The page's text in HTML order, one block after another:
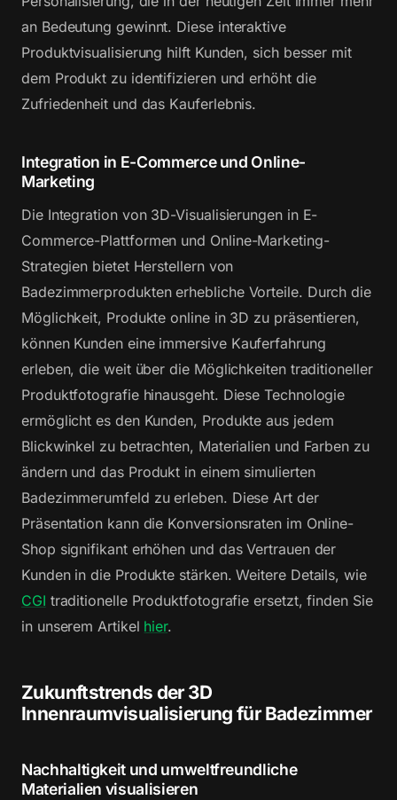
an Bedeutung gewinnt. Diese interaktive
Produktvisualisierung hilft Kunden, sich besser mit
dem Produkt zu identifizieren und erhöht die
Zufriedenheit und das Kauferlebnis.
Integration in E-Commerce und Online-
Marketing
Die Integration von 3D-Visualisierungen in E-
Commerce-Plattformen und Online-Marketing-
Strategien bietet Herstellern von
Badezimmerprodukten erhebliche Vorteile. Durch die
Möglichkeit, Produkte online in 3D zu präsentieren,
können Kunden eine immersive Kauferfahrung
erleben, die weit über die Möglichkeiten traditioneller
Produktfotografie hinausgeht. Diese Technologie
ermöglicht es den Kunden, Produkte aus jedem
Blickwinkel zu betrachten, Materialien und Farben zu
ändern und das Produkt in einem simulierten
Badezimmerumfeld zu erleben. Diese Art der
Präsentation kann die Konversionsraten im Online-
Shop signifikant erhöhen und das Vertrauen der
Kunden in die Produkte stärken. Weitere Details, wie
CGI traditionelle Produktfotografie ersetzt, finden Sie
in unserem Artikel hier.
Zukunftstrends der 3D
Innenraumvisualisierung für Badezimmer
Nachhaltigkeit und umweltfreundliche
Materialien visualisieren